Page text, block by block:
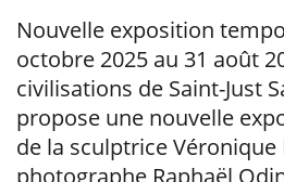
Nouvelle exposition
octobre 2025 au 31 août
civilisations de Saint-Just
propose une nouvelle
de la sculptrice Véronique